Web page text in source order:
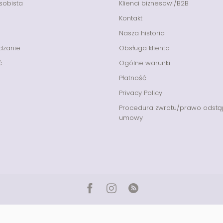
Klienci biznesowi/B2B
Kontakt
Nasza historia
Obsługa klienta
Ogólne warunki
Płatność
Privacy Policy
Procedura zwrotu/prawo
umowy